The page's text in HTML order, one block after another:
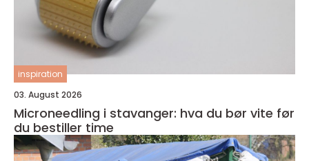
inspiration
03. August 2026
Microneedling i stavanger: hva du bør vite før
du bestiller time